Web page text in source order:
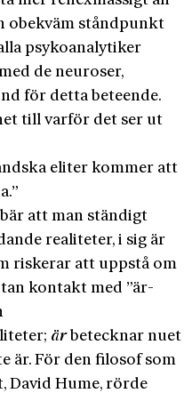
obekväm ståndpunkt
psykoanalytiker
de neuroser,
för detta beteende.
till varför det ser ut
eliter kommer att
att man ständigt
realiteter, i sig är
riskerar att uppstå om
kontakt med ”är-
ärbetecknar nuet
är. För den filosof som
David Hume, rörde